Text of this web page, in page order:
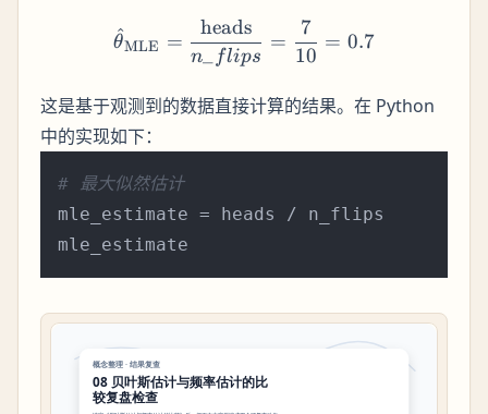
θ
^MLE =
n flips
heads
=
10
7
= 0.7
这是基于观测到的数据直接计算的结果。在 Python
中的实现如下：
# 最大似然估计
mle_estimate = heads / n_flips